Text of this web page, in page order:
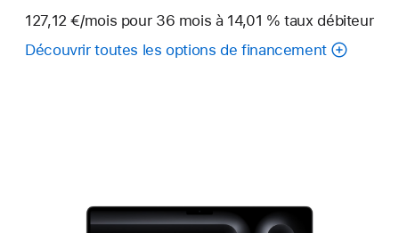
127,12 €/mois par
mois
pour 36 mois mois
à 14,01 % taux débiteur
Découvrir toutes les options de financement